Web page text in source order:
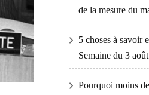
de la mesure du
5 choses à savoir
Semaine du 3
Pourquoi moins